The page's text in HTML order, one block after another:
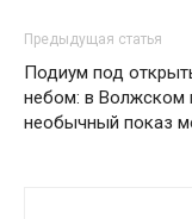
Предыдущая статья
Подиум под
небом: в Волжском
необычный показ